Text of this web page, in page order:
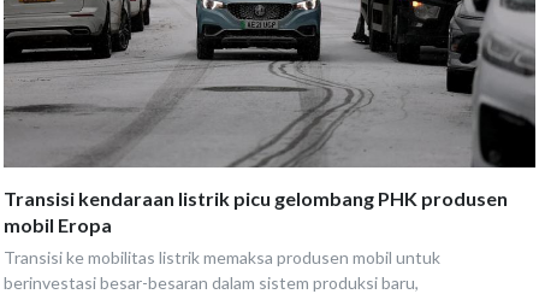
Transisi kendaraan listrik picu gelombang PHK produsen
mobil Eropa
Transisi ke mobilitas listrik memaksa produsen mobil untuk
berinvestasi besar-besaran dalam sistem produksi baru,